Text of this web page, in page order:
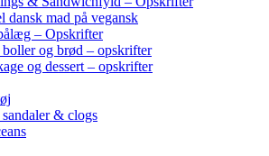
dansk mad på vegansk
– Opskrifter
boller og brød – opskrifter
og dessert – opskrifter
sandaler & clogs